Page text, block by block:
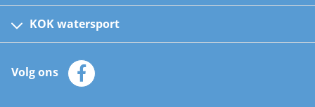
Kinder reddingsvesten
Automatische reddingsvesten
Zeilkleding
Zonnepanelen
KOK watersport
Klantenservice
Merken
Volg ons